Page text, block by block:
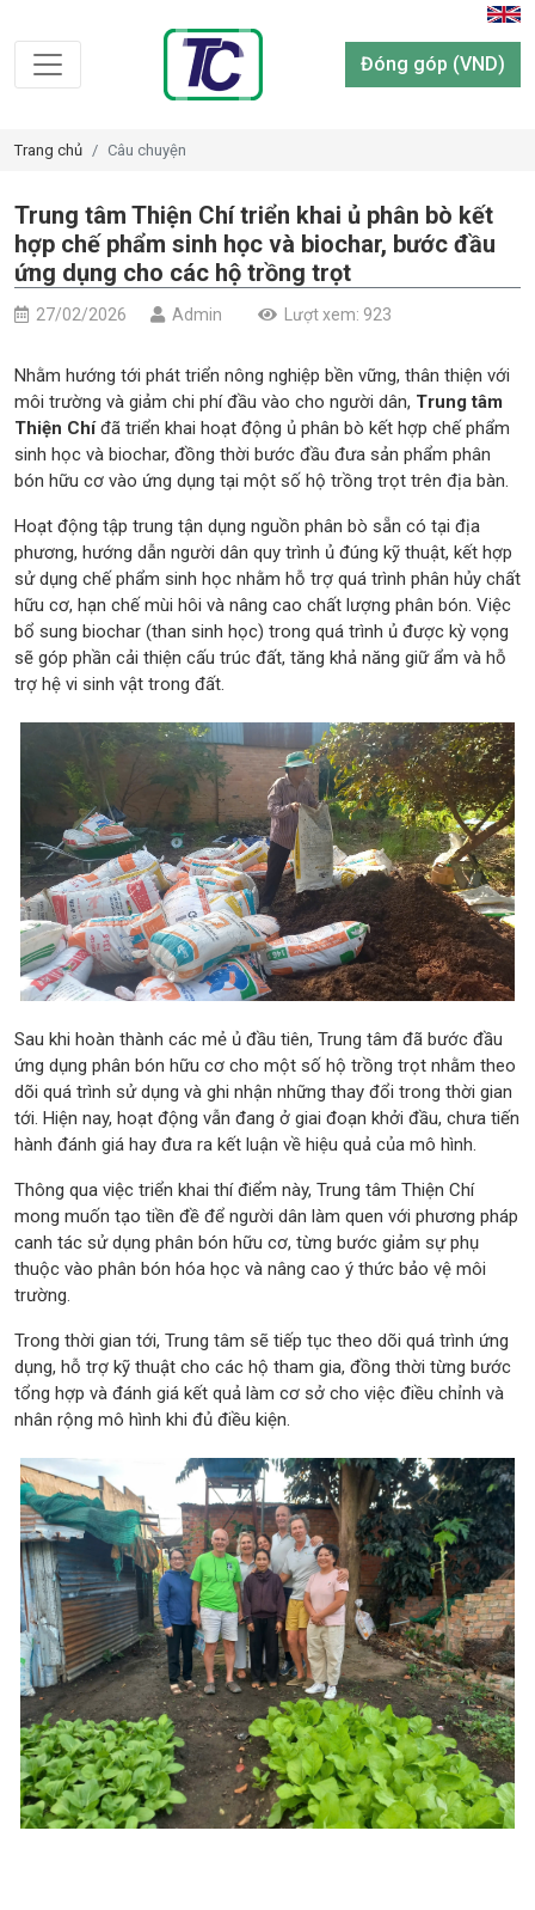
Đóng góp (VND)
Trang chủ Câu chuyện
Trung tâm Thiện Chí triển khai ủ phân bò kết
hợp chế phẩm sinh học và biochar, bước đầu
ứng dụng cho các hộ trồng trọt
27/02/2026 Admin Lượt xem: 923
Nhằm hướng tới phát triển nông nghiệp bền vững, thân thiện với
môi trường và giảm chi phí đầu vào cho người dân, Trung tâm
Thiện Chíđã triển khai hoạt động ủ phân bò kết hợp chế phẩm
sinh học và biochar, đồng thời bước đầu đưa sản phẩm phân
bón hữu cơ vào ứng dụng tại một số hộ trồng trọt trên địa bàn.
Hoạt động tập trung tận dụng nguồn phân bò sẵn có tại địa
phương, hướng dẫn người dân quy trình ủ đúng kỹ thuật, kết hợp
sử dụng chế phẩm sinh học nhằm hỗ trợ quá trình phân hủy chất
hữu cơ, hạn chế mùi hôi và nâng cao chất lượng phân bón. Việc
bổ sung biochar (than sinh học) trong quá trình ủ được kỳ vọng
sẽ góp phần cải thiện cấu trúc đất, tăng khả năng giữ ẩm và hỗ
trợ hệ vi sinh vật trong đất.
Sau khi hoàn thành các mẻ ủ đầu tiên, Trung tâm đã bước đầu
ứng dụng phân bón hữu cơ cho một số hộ trồng trọt nhằm theo
dõi quá trình sử dụng và ghi nhận những thay đổi trong thời gian
tới. Hiện nay, hoạt động vẫn đang ở giai đoạn khởi đầu, chưa tiến
hành đánh giá hay đưa ra kết luận về hiệu quả của mô hình.
Thông qua việc triển khai thí điểm này, Trung tâm Thiện Chí
mong muốn tạo tiền đề để người dân làm quen với phương pháp
canh tác sử dụng phân bón hữu cơ, từng bước giảm sự phụ
thuộc vào phân bón hóa học và nâng cao ý thức bảo vệ môi
trường.
Trong thời gian tới, Trung tâm sẽ tiếp tục theo dõi quá trình ứng
dụng, hỗ trợ kỹ thuật cho các hộ tham gia, đồng thời từng bước
tổng hợp và đánh giá kết quả làm cơ sở cho việc điều chỉnh và
nhân rộng mô hình khi đủ điều kiện.